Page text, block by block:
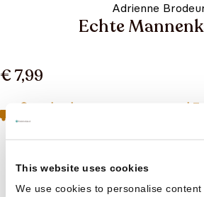
This website uses cookies
We use cookies to personalise
Adrienne
Echte
€ 7,99
Geen boeken meer op voorraad
Neem contact op met de
Niet op voorraad